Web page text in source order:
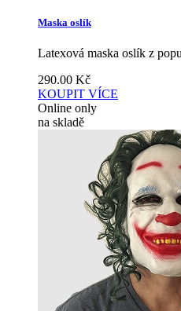
Maska oslík
Latexová maska oslík z
290.00 Kč
KOUPIT VÍCE
Online only
na skladě